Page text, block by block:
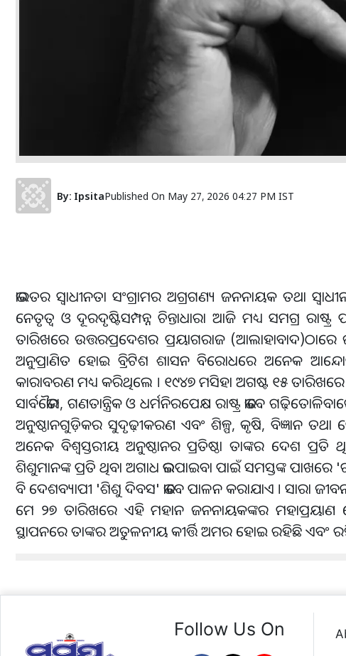
By: IpsitaPublished On May 27, 2026 04:27 PM IST
ଭାରତର ସ୍ୱାଧୀନତା ସଂଗ୍ରାମର ଅଗ୍ରଗଣ୍ୟ ଜନନାୟକ ତଥା
ନେତୃତ୍ୱ ଓ ଦୂରଦୃଷ୍ଟିସମ୍ପନ୍ନ ଚିନ୍ତାଧାରା ଆଜି ମଧ୍ୟ ସମଗ୍ର
ତାରିଖରେ ଉତ୍ତରପ୍ରଦେଶର ପ୍ରୟାଗରାଜ (ଆଲାହାବାଦ)ଠାରେ
ଅନୁପ୍ରାଣିତ ହୋଇ ବ୍ରିଟିଶ ଶାସନ ବିରୋଧରେ ଅନେକ
କାରାବରଣ ମଧ୍ୟ କରିଥିଲେ । ୧୯୪୭ ମସିହା ଅଗଷ୍ଟ ୧୫ ତାରିଖରେ
ସାର୍ବଭୌମ, ଗଣତାନ୍ତ୍ରିକ ଓ ଧର୍ମନିରପେକ୍ଷ ରାଷ୍ଟ୍ର ଭାବେ
ଅନୁଷ୍ଠାନଗୁଡ଼ିକର ସୁଦୃଢ଼ୀକରଣ ଏବଂ ଶିଳ୍ପ, କୃଷି, ବିଜ୍ଞାନ
ଅନେକ ବିଶ୍ୱସ୍ତରୀୟ ଅନୁଷ୍ଠାନର ପ୍ରତିଷ୍ଠା ତାଙ୍କର ଦେଶ
ଶିଶୁମାନଙ୍କ ପ୍ରତି ଥିବା ଅଗାଧ ଭଲପାଇବା ପାଇଁ ସମସ୍ତଙ୍କ
ବି ଦେଶବ୍ୟାପୀ 'ଶିଶୁ ଦିବସ' ଭାବେ ପାଳନ କରାଯାଏ । ସାରା
ମେ ୨୭ ତାରିଖରେ ଏହି ମହାନ ଜନନାୟକଙ୍କର ମହାପ୍ରୟାଣ
ସ୍ଥାପନରେ ତାଙ୍କର ଅତୁଳନୀୟ କୀର୍ତ୍ତି ଅମର ହୋଇ ରହିଛି ଏବଂ
Follow Us On